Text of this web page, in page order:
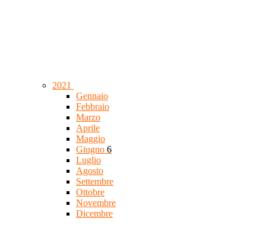
2021
Gennaio
Febbraio
Marzo
Aprile
Maggio
Giugno 6
Luglio
Agosto
Settembre
Ottobre
Novembre
Dicembre